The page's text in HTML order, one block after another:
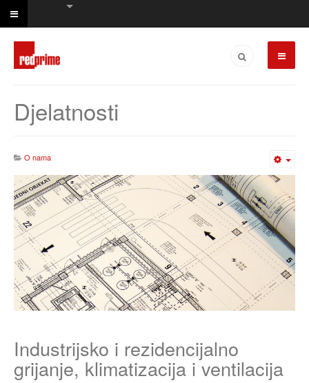
Djelatnosti
O nama
Industrijsko i rezidencijalno
grijanje, klimatizacija i ventilacija